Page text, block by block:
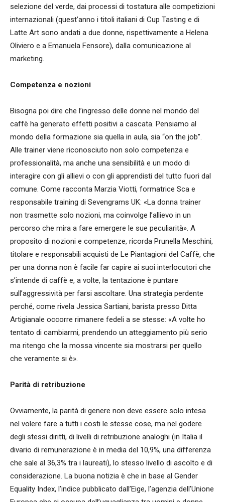
selezione del verde, dai processi di tostatura alle competizioni
internazionali (quest’anno i titoli italiani di Cup Tasting e di
Latte Art sono andati a due donne, rispettivamente a Helena
Oliviero e a Emanuela Fensore), dalla comunicazione al
marketing.
Competenza e nozioni
Bisogna poi dire che l’ingresso delle donne nel mondo del
caffè ha generato effetti positivi a cascata. Pensiamo al
mondo della formazione sia quella in aula, sia “on the job”.
Alle trainer viene riconosciuto non solo competenza e
professionalità, ma anche una sensibilità e un modo di
interagire con gli allievi o con gli apprendisti del tutto fuori dal
comune. Come racconta Marzia Viotti, formatrice Sca e
responsabile training di Sevengrams UK: «La donna trainer
non trasmette solo nozioni, ma coinvolge l’allievo in un
percorso che mira a fare emergere le sue peculiarità». A
proposito di nozioni e competenze, ricorda Prunella Meschini,
titolare e responsabili acquisti de Le Piantagioni del Caffè, che
per una donna non è facile far capire ai suoi interlocutori che
s’intende di caffè e, a volte, la tentazione è puntare
sull’aggressività per farsi ascoltare. Una strategia perdente
perché, come rivela Jessica Sartiani, barista presso Ditta
Artigianale occorre rimanere fedeli a se stesse: «A volte ho
tentato di cambiarmi, prendendo un atteggiamento più serio
ma ritengo che la mossa vincente sia mostrarsi per quello
che veramente si è».
Parità di retribuzione
Ovviamente, la parità di genere non deve essere solo intesa
nel volere fare a tutti i costi le stesse cose, ma nel godere
degli stessi diritti, di livelli di retribuzione analoghi (in Italia il
divario di remunerazione è in media del 10,9%, una differenza
che sale al 36,3% tra i laureati), lo stesso livello di ascolto e di
considerazione. La buona notizia è che in base al Gender
Equality Index, l’indice pubblicato dall’Eige, l’agenzia dell’Unione